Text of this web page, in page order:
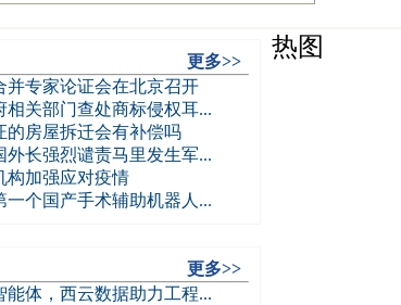
更多>>
并专家论证会在北京召开
相关部门查处商标侵权耳...
的房屋拆迁会有补偿吗
外长强烈谴责马里发生军...
构加强应对疫情
一个国产手术辅助机器人...
更多>>
能体，西云数据助力工程...
热图